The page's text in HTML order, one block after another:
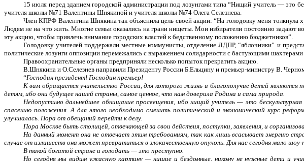
15 июля перед зданием городской администрации под лозунгами типа “Нищий учитель — это
учителя школы №71 Валентины Шнякиной и учителя школы №74 Олега Селезнева.
Член КПРФ Валентина Шнякина так объяснила цель своей акции: “На голодовку меня
Людям не на что жить. Многие семьи оказались на грани нищеты. Мои избиратели постоянно задают
эту акцию, чтобы привлечь внимание городских властей к бедственному положению бюджетников”.
Голодовку учителей поддержали местные коммунисты, отделение ЛДПР, “яблочники” и
политические лозунги оппозиции перемежались с выражением солидарности с бастующими шахтерами
Правоохранительные органы предприняли несколько попыток прекратить акцию.
В.Шнякина и О.Селезнев направили Президенту России Б.Ельцину и премьер-министру В.
“Господин президент! Господин премьер!
К вам обращается учительство России, для которого жизнь и благополучие детей
детям, ибо они будущее нашей страны, самое ценное, что нам доверила Родина и сама природа.
Недопустимо дальнейшее обнищание просвещения, ибо нищий учитель — это
спасению положения. А для этого необходимо сменить политический и экономический курс
улучшалась. Пора от обещаний перейти к делу.
Пора Москве быть столицей, отвечающей за свои действия, поступки, заявления, и
На данный момент она не отвечает этим требованиям, так как лишь всасывает энергию
случае от излишеств она может превратиться в злокачественную опухоль. Для нас сегодня мало
В такой богатой стране и голодать — это преступно.
Но сегодня мы видим ужасную картину — нищие и бездомные, никому не нужные дети и